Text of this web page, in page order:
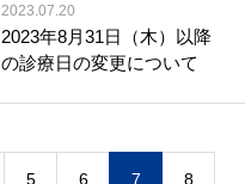
2023.07.20
2023年8月31日（木）以降
の診療日の変更について
5 6 7 8